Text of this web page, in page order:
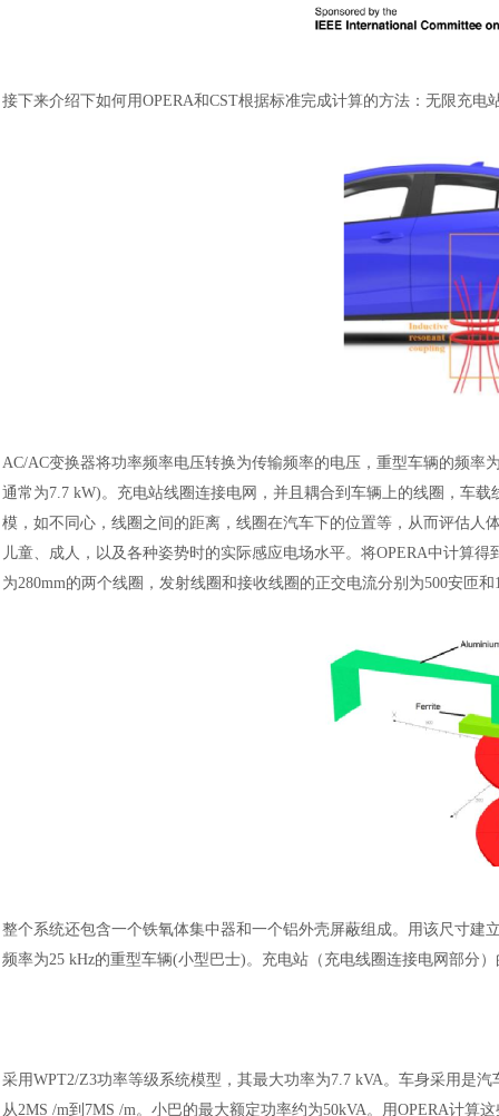
接下来介绍下如何用OPERA和CST根据标准完成计算的方法：无限充电
AC/AC变换器将功率频率电压转换为传输频率的电压，重型车辆的频率
通常为7.7 kW)。充电站线圈连接电网，并且耦合到车辆上的线圈，车
模，如不同心，线圈之间的距离，线圈在汽车下的位置等，从而评估
儿童、成人，以及各种姿势时的实际感应电场水平。将OPERA中计算
为280mm的两个线圈，发射线圈和接收线圈的正交电流分别为500安匝和
整个系统还包含一个铁氧体集中器和一个铝外壳屏蔽组成。用该尺寸建
频率为25 kHz的重型车辆(小型巴士)。充电站（充电线圈连接电网部分）
采用WPT2/Z3功率等级系统模型，其最大功率为7.7 kVA。车身采用是
从2MS /m到7MS /m。小巴的最大额定功率约为50kVA。用OPERA计